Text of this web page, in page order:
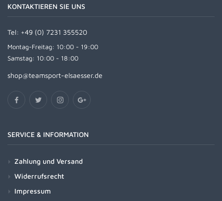
KONTAKTIEREN SIE UNS
Tel: +49 (0) 7231 355520
Montag-Freitag: 10:00 - 19:00
Samstag: 10:00 - 18:00
shop@teamsport-elsaesser.de
SERVICE & INFORMATION
Zahlung und Versand
Widerrufsrecht
Impressum